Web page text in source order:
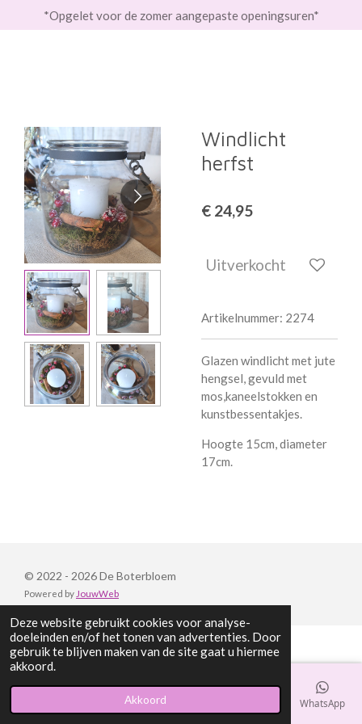
Deze website gebruikt cookies voor analyse-
doeleinden en/of het tonen van advertenties. Door
gebruik te blijven maken van de site gaat u hiermee
akkoord.
Akkoord
direct
*Opgelet voor de zomer aangepaste openingsuren*
Windlicht
herfst
€ 24,95
Uitverkocht
Artikelnummer: 2274
Glazen windlicht met jute
hengsel, gevuld met
mos,kaneelstokken en
kunstbessentakjes.
Hoogte 15cm, diameter
17cm.
© 2022 - 2026 De Boterbloem
Powered by JouwWeb
Telefoonnummer WhatsApp